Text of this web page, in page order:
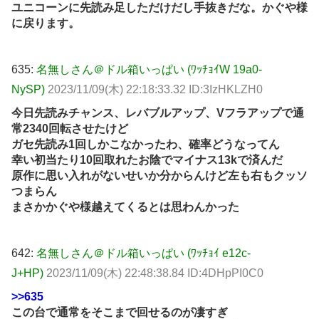
ユニコーンに先読み足しただけだし手抜きだな。かぐや様
に戻ります。
635: 名無しさん＠ドル箱いっぱい (ﾜｯﾁｮｲW 19a0-
NySP) 2023/11/09(木) 22:18:33.32 ID:3IzHKLZH0
今日先読みチャンス、レバブルアップ、Vフラアップで通
常2340回転させたけど
ガセ先読み1回しかこなかったわ、確率どうなってん
幸い初当たり10回取れたお陰でマイナス13kで済んだ
原作に思い入れがないせいか分からんけど左も右もクッソ
つまらん
まさかかぐや様越えてくるとは思わんかった
642: 名無しさん＠ドル箱いっぱい (ﾜｯﾁｮｲ e12c-
J+HP) 2023/11/09(木) 22:48:38.84 ID:4DHpPI0C0
>>635
この台で通常をそこまで回せるのが凄すぎ